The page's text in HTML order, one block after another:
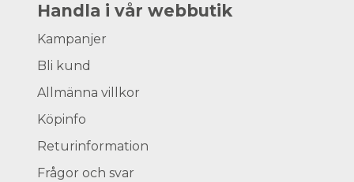
Handla i vår webbutik
Kampanjer
Bli kund
Allmänna villkor
Köpinfo
Returinformation
Frågor och svar